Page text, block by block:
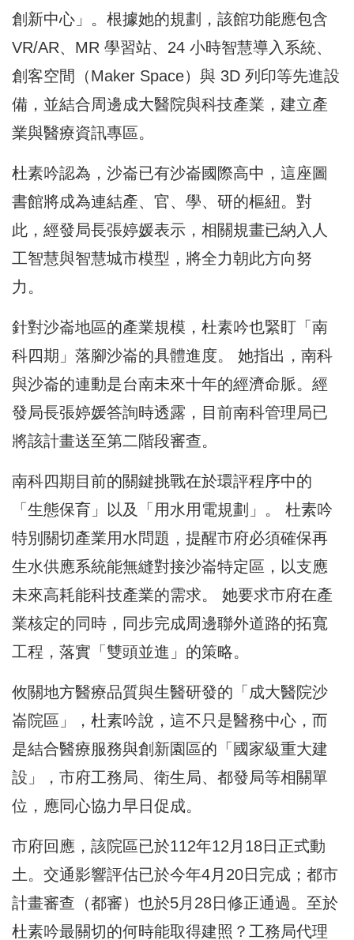
創新中心」。根據她的規劃，該館功能應包含
VR/AR、MR 學習站、24 小時智慧導入系統、
創客空間（Maker Space）與 3D 列印等先進設
備，並結合周邊成大醫院與科技產業，建立產
業與醫療資訊專區。
杜素吟認為，沙崙已有沙崙國際高中，這座圖
書館將成為連結產、官、學、研的樞紐。對
此，經發局長張婷媛表示，相關規畫已納入人
工智慧與智慧城市模型，將全力朝此方向努
力。
針對沙崙地區的產業規模，杜素吟也緊盯「南
科四期」落腳沙崙的具體進度。 她指出，南科
與沙崙的連動是台南未來十年的經濟命脈。經
發局長張婷媛答詢時透露，目前南科管理局已
將該計畫送至第二階段審查。
南科四期目前的關鍵挑戰在於環評程序中的
「生態保育」以及「用水用電規劃」。 杜素吟
特別關切產業用水問題，提醒市府必須確保再
生水供應系統能無縫對接沙崙特定區，以支應
未來高耗能科技產業的需求。 她要求市府在產
業核定的同時，同步完成周邊聯外道路的拓寬
工程，落實「雙頭並進」的策略。
攸關地方醫療品質與生醫研發的「成大醫院沙
崙院區」，杜素吟說，這不只是醫務中心，而
是結合醫療服務與創新園區的「國家級重大建
設」，市府工務局、衛生局、都發局等相關單
位，應同心協力早日促成。
市府回應，該院區已於112年12月18日正式動
土。交通影響評估已於今年4月20日完成；都市
計畫審查（都審）也於5月28日修正通過。至於
杜素吟最關切的何時能取得建照？工務局代理